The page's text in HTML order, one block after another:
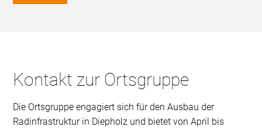
Kontakt zur Ortsgruppe
Die Ortsgruppe engagiert sich für den Ausbau der
Radinfrastruktur in Diepholz und bietet von April bis